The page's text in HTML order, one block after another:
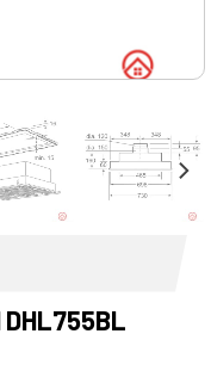
DHL755BL